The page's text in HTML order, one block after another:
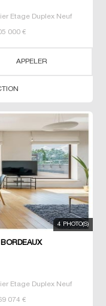
Etage Duplex Neuf
000 €
APPELER
4 PHOTO(S)
Etage Duplex Neuf
074 €